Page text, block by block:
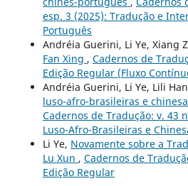
esp. 3 (2025): Tradução e
Português
Andréia Guerini, Li Ye, Xiang
Fan Xing , Cadernos de
Edição Regular (Fluxo
Andréia Guerini, Li Ye, Lili
luso-afro-brasileiras e
Cadernos de Tradução: v. 43
Luso-Afro-Brasileiras e
Li Ye, Novamente sobre a
Lu Xun , Cadernos de
Edição Regular